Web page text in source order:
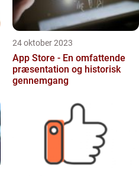
24 oktober 2023
App Store - En omfattende
præsentation og historisk
gennemgang